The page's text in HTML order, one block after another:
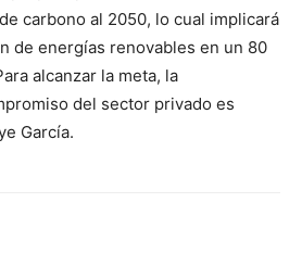
carbono al 2050, lo cual implicará
de energías renovables en un 80
alcanzar la meta, la
del sector privado es
García.